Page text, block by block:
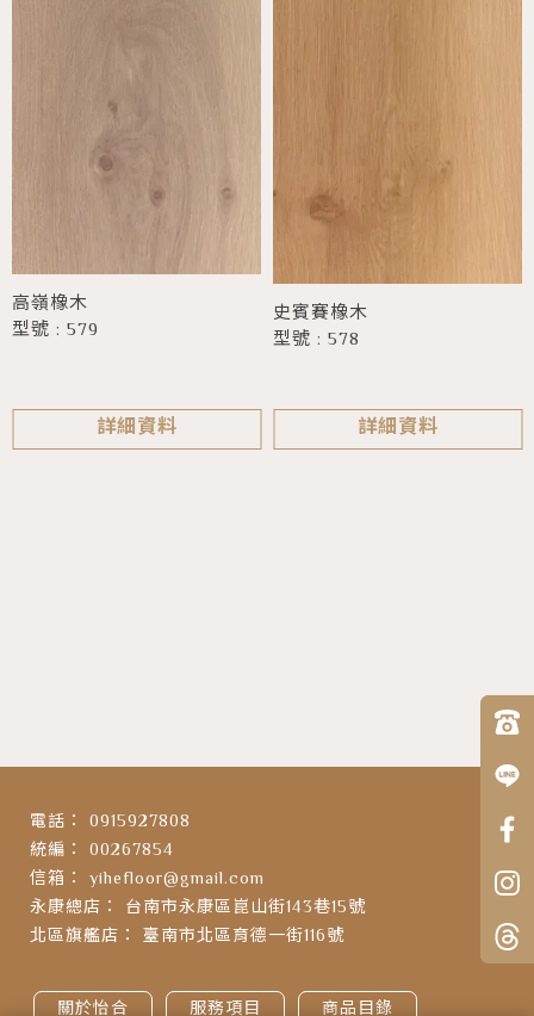
高嶺橡木
型號 : 579
詳細資料
史賓賽橡木
型號 : 578
詳細資料
0915927808
00267854
yihefloor@gmail.com
台南市永康區崑山街143巷15號
臺南市北區育德一街116號
關於怡合 服務項目 商品目錄